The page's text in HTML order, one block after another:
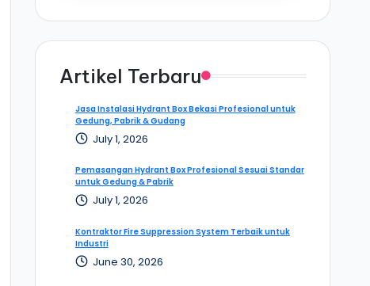
Artikel Terbaru
Jasa Instalasi Hydrant Box Bekasi Profesional untuk
Gedung, Pabrik & Gudang
July 1, 2026
Pemasangan Hydrant Box Profesional Sesuai Standar
untuk Gedung & Pabrik
July 1, 2026
Kontraktor Fire Suppression System Terbaik untuk
Industri
June 30, 2026